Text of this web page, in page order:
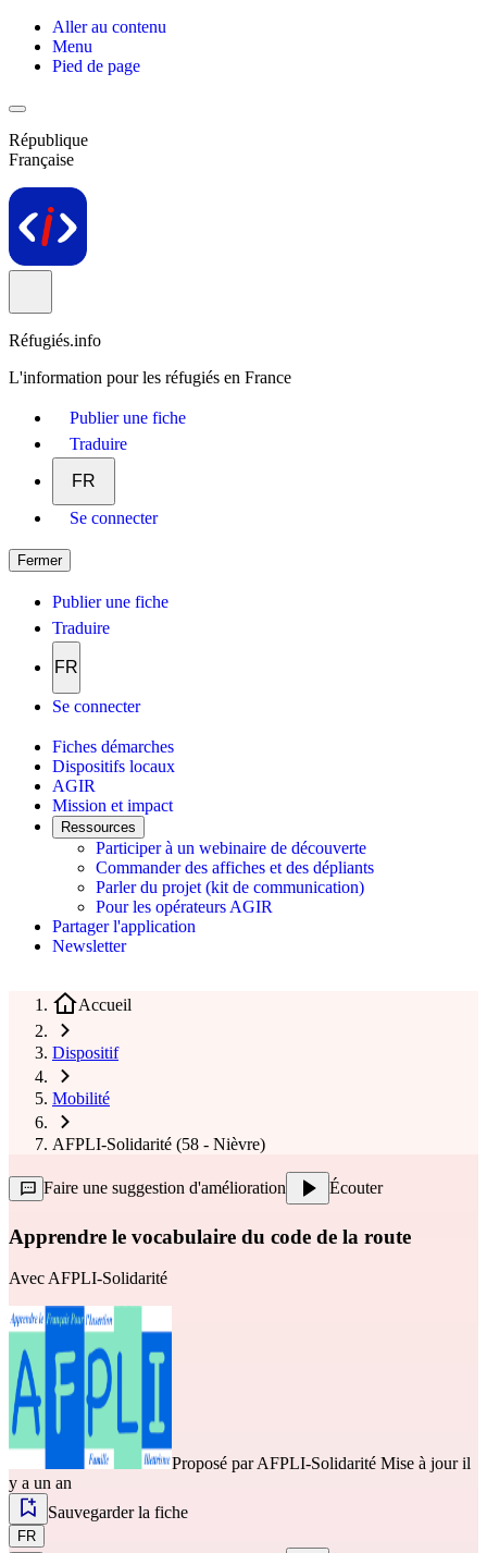
Aller au contenu
Menu
Pied de page
République
Française
Réfugiés.info
L'information pour les réfugiés en France
Publier une fiche
Traduire
FR
Se connecter
Fermer
Publier une fiche
Traduire
FR
Se connecter
Fiches démarches
Dispositifs locaux
AGIR
Mission et impact
Ressources
Participer à un webinaire de découverte
Commander des affiches et des dépliants
Parler du projet (kit de communication)
Pour les opérateurs AGIR
Partager l'application
Newsletter
Accueil
Dispositif
Mobilité
AFPLI-Solidarité (58 - Nièvre)
Faire une suggestion d'amélioration Écouter
Apprendre le vocabulaire du code de la route
AvecAFPLI-Solidarité
Proposé parAFPLI-Solidarité Mise à jour il
y a un an
Sauvegarder la fiche
FR